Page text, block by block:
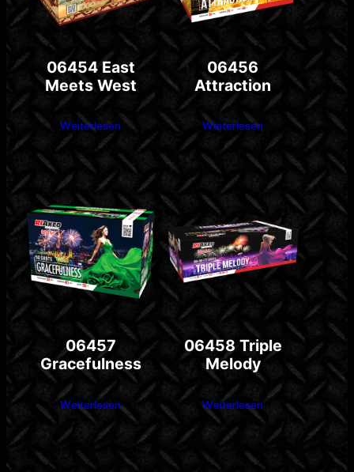
06454 East
Meets West
Weiterlesen
06456
Attraction
Weiterlesen
06457
Gracefulness
Weiterlesen
06458 Triple
Melody
Weiterlesen